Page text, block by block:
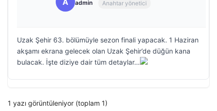
A admin Anahtar yönetici
Uzak Şehir 63. bölümüyle sezon finali yapacak. 1 Haziran
akşamı ekrana gelecek olan Uzak Şehir’de düğün kana
bulacak. İşte diziye dair tüm detaylar…
1 yazı görüntüleniyor (toplam 1)